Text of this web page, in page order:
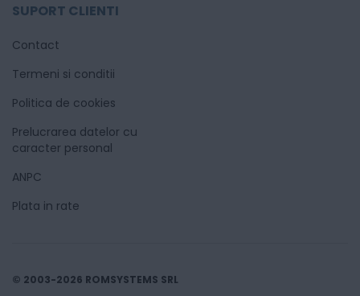
SUPORT CLIENTI
Contact
Termeni si conditii
Politica de cookies
Prelucrarea datelor cu
caracter personal
ANPC
Plata in rate
© 2003-2026 ROMSYSTEMS SRL